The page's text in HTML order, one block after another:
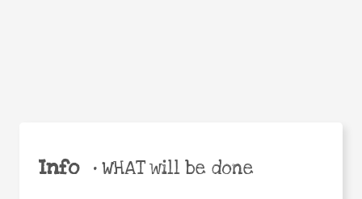
Info •WHAT will be done